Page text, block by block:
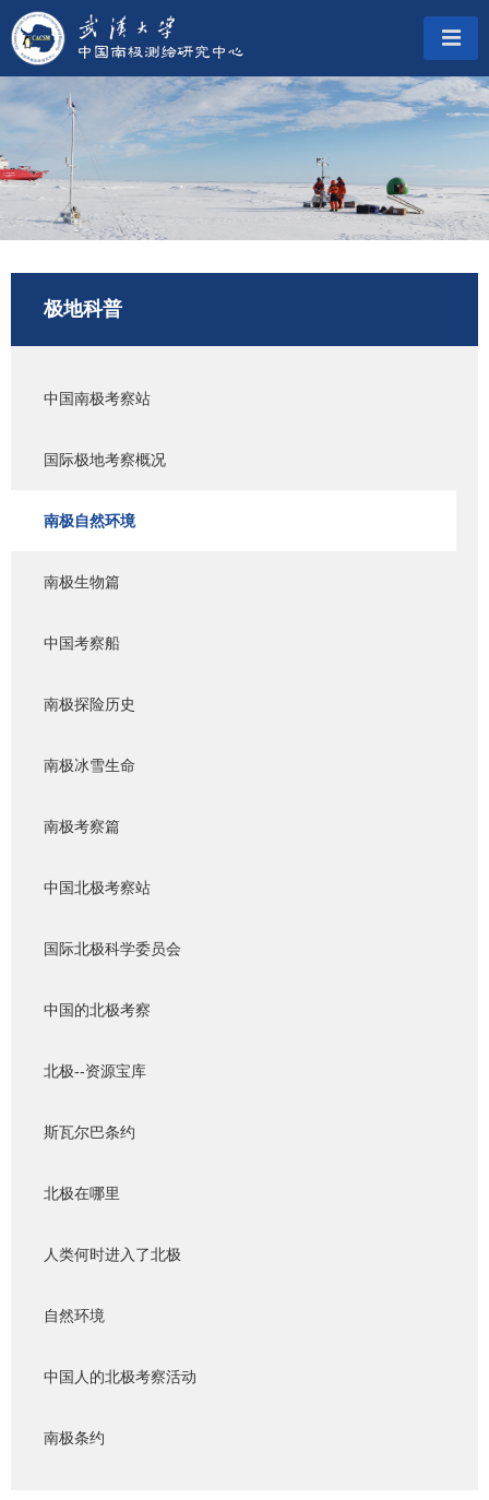
极地科普
中国南极考察站
国际极地考察概况
南极自然环境
南极生物篇
中国考察船
南极探险历史
南极冰雪生命
南极考察篇
中国北极考察站
国际北极科学委员会
中国的北极考察
北极--资源宝库
斯瓦尔巴条约
北极在哪里
人类何时进入了北极
自然环境
中国人的北极考察活动
南极条约